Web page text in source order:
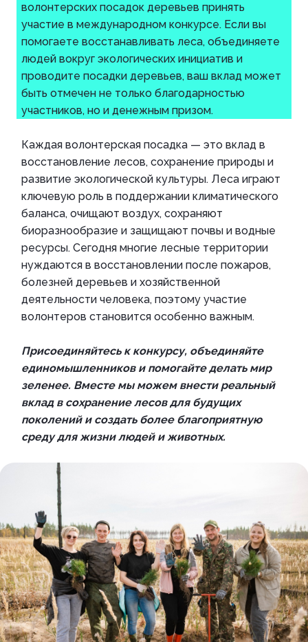
волонтерских посадок деревьев принять
участие в международном конкурсе. Если вы
помогаете восстанавливать леса, объединяете
людей вокруг экологических инициатив и
проводите посадки деревьев, ваш вклад может
быть отмечен не только благодарностью
участников, но и денежным призом.
Каждая волонтерская посадка — это вклад в
восстановление лесов, сохранение природы и
развитие экологической культуры. Леса играют
ключевую роль в поддержании климатического
баланса, очищают воздух, сохраняют
биоразнообразие и защищают почвы и водные
ресурсы. Сегодня многие лесные территории
нуждаются в восстановлении после пожаров,
болезней деревьев и хозяйственной
деятельности человека, поэтому участие
волонтеров становится особенно важным.
Присоединяйтесь к конкурсу, объединяйте
единомышленников и помогайте делать мир
зеленее. Вместе мы можем внести реальный
вклад в сохранение лесов для будущих
поколений и создать более благоприятную
среду для жизни людей и животных.